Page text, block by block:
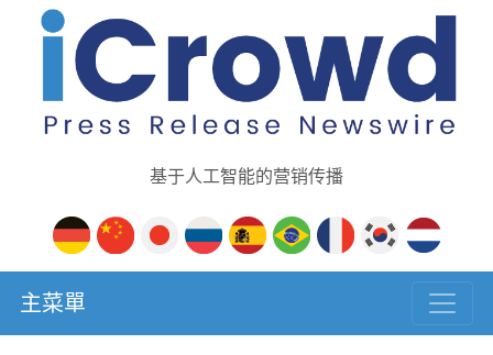
基于人工智能的营销传播
主菜單